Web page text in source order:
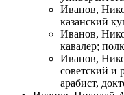
Иванов,
казанский
Иванов,
кавалер;
Иванов,
советский и
арабист,